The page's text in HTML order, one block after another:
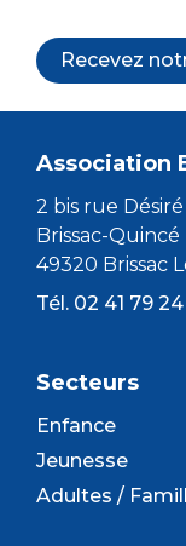
Recevez
Association
2 bis rue
Brissac-Quincé
49320 Brissac
Tél. 02 41 79
Secteurs
Enfance
Jeunesse
Adultes /